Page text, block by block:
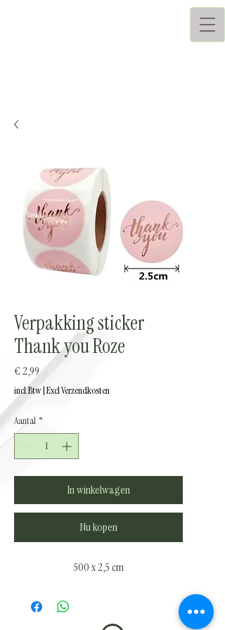
Verpakking sticker
Thank you Roze
€ 2,99Prijs
incl.Btw|Excl Verzendkosten
Aantal *
In winkelwagen
Nu kopen
500 x 2,5 cm